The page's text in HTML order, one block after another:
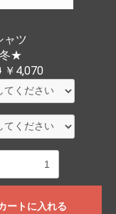
ャツ
★
￥4,070
ートに入れる